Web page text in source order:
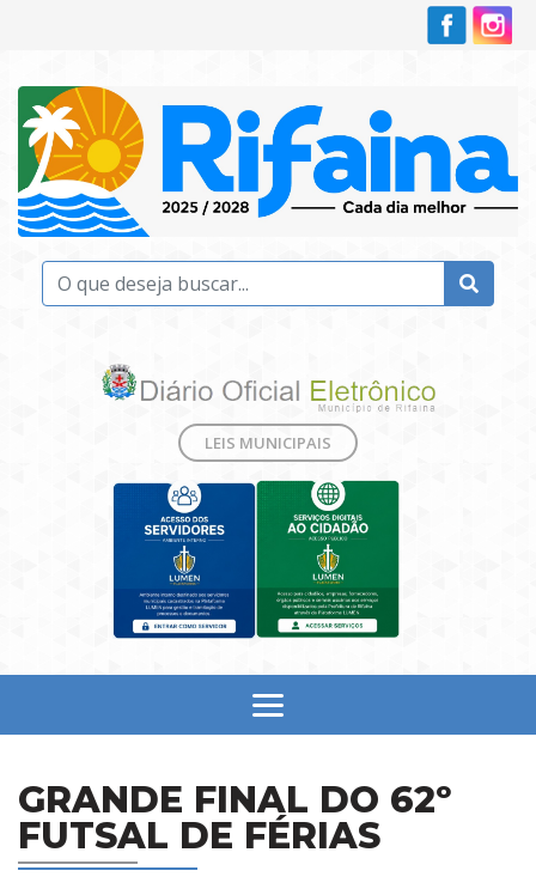
LEIS MUNICIPAIS
GRANDE FINAL DO 62º
FUTSAL DE FÉRIAS